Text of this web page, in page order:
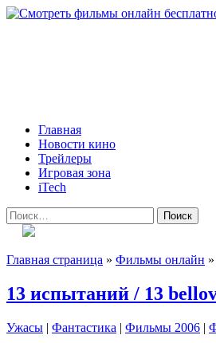
Skip
Primary
Menu
Главная
Новости кино
Трейлеры
Игровая зона
iTech
Найти:
Главная страница » Фильмы онлайн »
13 испытаний / 13
Ужасы | Фантастика | Фильмы 2006 |